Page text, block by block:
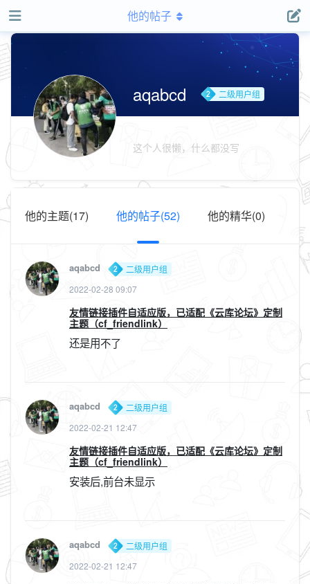
他的帖子
aqabcd 二级用户组
这个人很懒，什么都没写
他的主题(17) 他的帖子(52) 他的精华(0)
aqabcd
二级用户组
2022-02-28 09:07
友情链接插件自适应版，已适配《云库论坛》定制
主题（cf_friendlink）
还是用不了
aqabcd
二级用户组
2022-02-21 12:47
友情链接插件自适应版，已适配《云库论坛》定制
主题（cf_friendlink）
安装后,前台未显示
aqabcd
二级用户组
2022-02-21 12:47